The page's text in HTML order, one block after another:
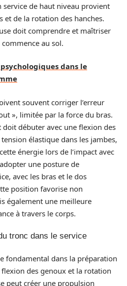
service de haut niveau provient
et de la rotation des hanches.
doit comprendre et maîtriser
au sol.
dans le
souvent corriger l’erreur
», limitée par la force du bras.
débuter avec une flexion des
élastique dans les jambes,
énergie lors de l’impact avec
une posture de
avec les bras et le dos
position favorise non
également une meilleure
à travers le corps.
tronc dans le service
fondamental dans la préparation
des genoux et la rotation
peut créer une propulsion